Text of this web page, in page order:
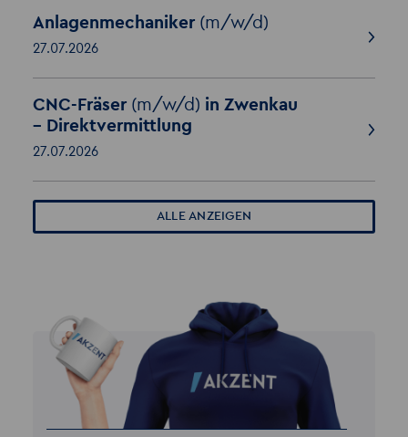
Anlagenmechaniker (m/w/d)
27.07.2026
CNC-Fräser (m/w/d) in Zwenkau
– Direktvermittlung
27.07.2026
ALLE ANZEIGEN